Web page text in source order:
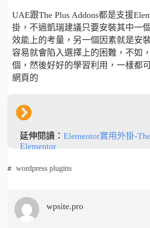
UAE跟The Plus Addons都是支援
掛，不過凱瑞建議只要安裝其中一
效能上的考量，另一個因素就是安
容易就會陷入選擇上的困難，不如
個，然後好好的學習利用，一樣都
網頁的
延伸閱讀： Elementor實用外掛-
Elementor
wordpress plugins
wpsite.pro